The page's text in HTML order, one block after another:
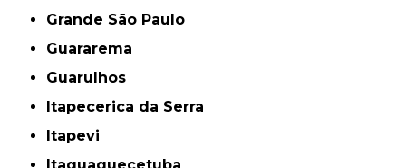
Grande São Paulo
Guararema
Guarulhos
Itapecerica da Serra
Itapevi